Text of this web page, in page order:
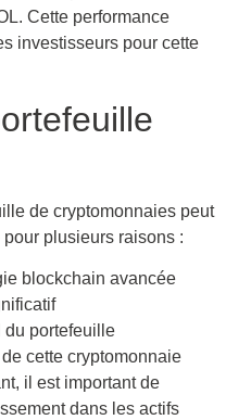
Cette performance
investisseurs pour cette
de cryptomonnaies peut
plusieurs raisons :
blockchain avancée
du portefeuille
cette cryptomonnaie
il est important de
dans les actifs